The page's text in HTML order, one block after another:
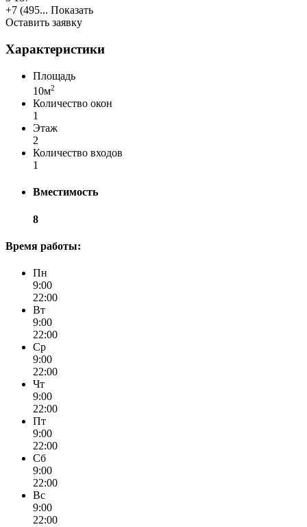
+7 (495... Показать
Оставить заявку
Характеристики
Площадь
10м2
Количество окон
1
Этаж
2
Количество входов
1
Вместимость
8
Время работы:
Пн
9:00
22:00
Вт
9:00
22:00
Ср
9:00
22:00
Чт
9:00
22:00
Пт
9:00
22:00
Сб
9:00
22:00
Вс
9:00
22:00